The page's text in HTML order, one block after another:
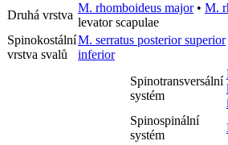
Druhá vrstva
M. rhomboideus major• M.
levator scapulae
Spinokostální
vrstva svalů
M. serratus posterior superior
inferior
Spinotransversální
systém
Spinospinální
systém